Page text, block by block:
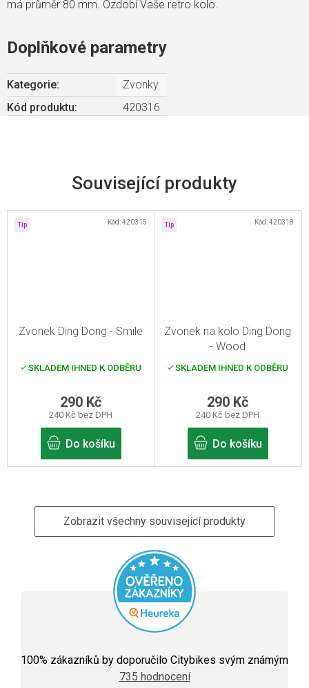
Související produkty
Tip
Zvonek Ding Dong - Smile
SKLADEM IHNED K ODBĚRU
240 Kč bez DPH
290 Kč
Do košíku
Kód:420315 Tip
Zvonek na kolo Ding Dong
- Wood
SKLADEM IHNED K ODBĚRU
240 Kč bez DPH
290 Kč
Do košíku
Kód:420318
Zobrazit všechny související produkty
má průměr 80 mm. Ozdobí Vaše retro kolo.
Doplňkové parametry
Kategorie:
Zvonky
Kód produktu:
420316
hodnocení
obchodu
je
100% zákazníků by doporučilo Citybikes svým známým
735 hodnocení